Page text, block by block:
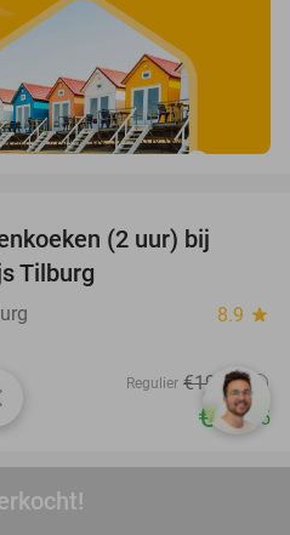
(2 uur) bij
Tilburg
8.9 star
Regulier €19 ,95
€11,95
+ drankje naar keuze